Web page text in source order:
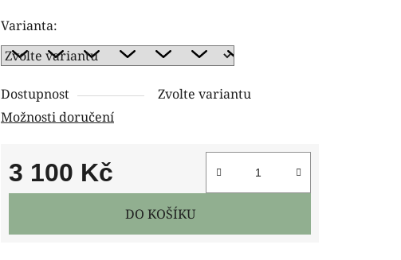
Varianta:
Dostupnost
Zvolte variantu
Možnosti doručení
3 100 Kč
Měrná cena:
DO KOŠÍKU